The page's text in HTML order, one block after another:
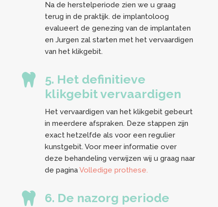
Na de herstelperiode zien we u graag
terug in de praktijk. de implantoloog
evalueert de genezing van de implantaten
en Jurgen zal starten met het vervaardigen
van het klikgebit.

5. Het definitieve
klikgebit vervaardigen
Het vervaardigen van het klikgebit gebeurt
in meerdere afspraken. Deze stappen zijn
exact hetzelfde als voor een regulier
kunstgebit. Voor meer informatie over
deze behandeling verwijzen wij u graag naar
de paginaVolledige prothese.
 6. De nazorg periode